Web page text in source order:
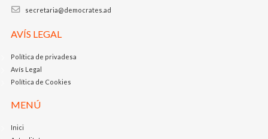
secretaria@democrates.ad
AVÍS LEGAL
Política de privadesa
Avís Legal
Política de Cookies
MENÚ
Inici